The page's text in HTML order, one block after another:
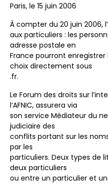
Paris, le 15 juin 2006
À compter du 20 juin 2006,
aux particuliers : les
adresse postale en
France pourront
choix directement sous
.fr.
Le Forum des droits sur
l’AFNIC, assurera via
son service Médiateur du
judiciaire des
conflits portant sur les
par les
particuliers. Deux types de
deux particuliers
ou entre un particulier et